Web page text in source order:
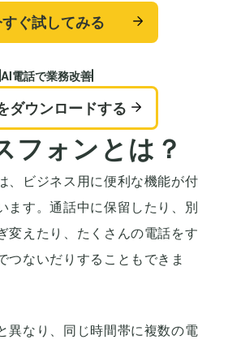
ぐ試してみる
AI電話で業務改善
ダウンロードする
フォンとは？
、ビジネス用に便利な機能が付
ます。通話中に保留したり、別
変えたり、たくさんの電話をす
つないだりすることもできま
異なり、同じ時間帯に複数の電